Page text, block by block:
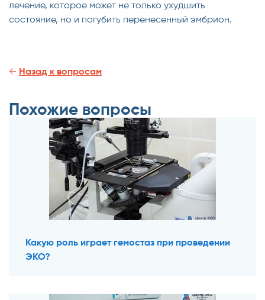
лечение, которое может не только ухудшить
состояние, но и погубить перенесенный эмбрион.
← Назад к вопросам
Похожие вопросы
Какую роль играет гемостаз при проведении
ЭКО?